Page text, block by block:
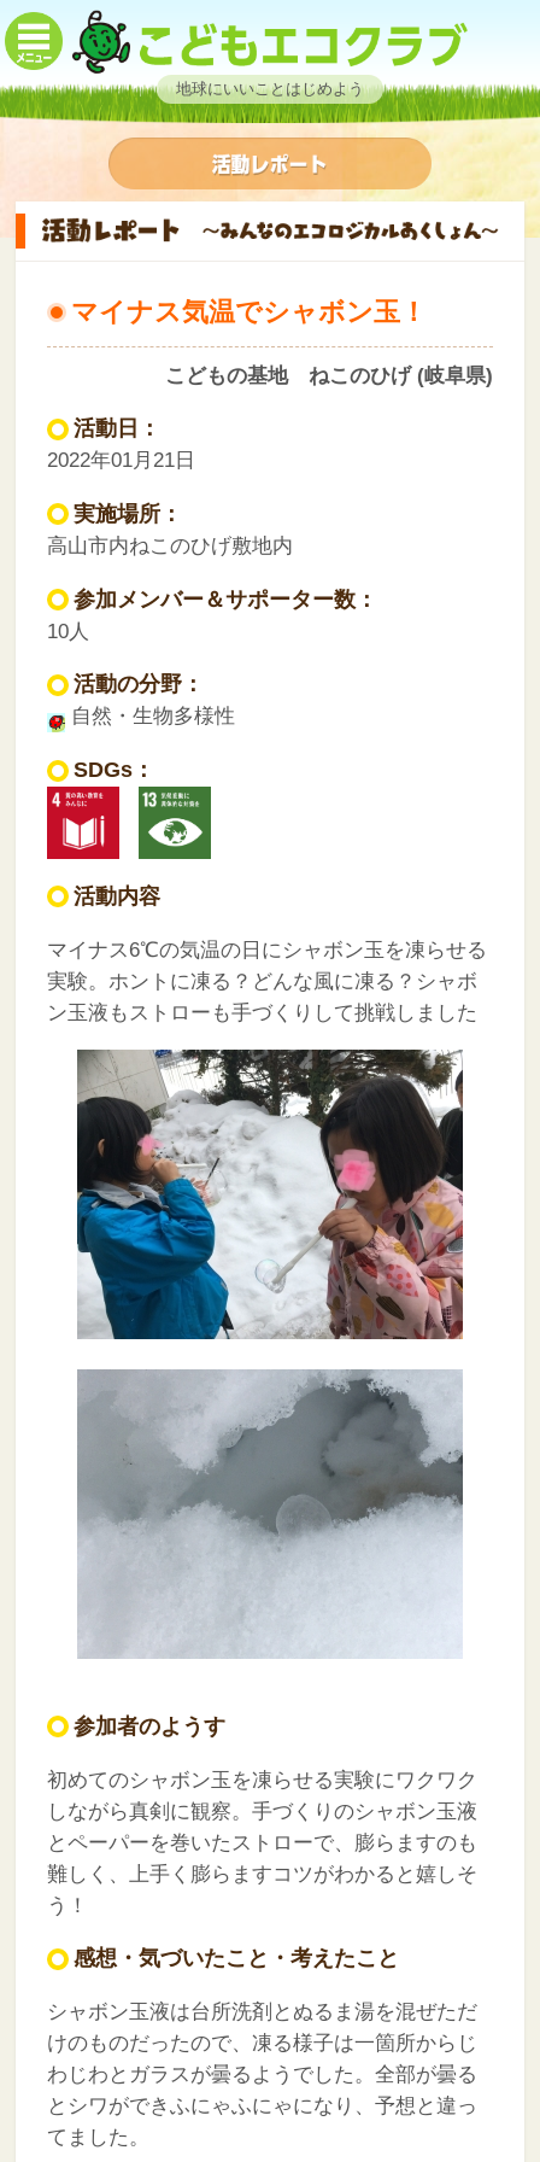
地球にいいことはじめよう
マイナス気温でシャボン玉！
こどもの基地 ねこのひげ (岐阜県)
活動日：
2022年01月21日
実施場所：
高山市内ねこのひげ敷地内
参加メンバー＆サポーター数：
10人
活動の分野：
自然・生物多様性
SDGs：
活動内容
マイナス6℃の気温の日にシャボン玉を凍らせる
実験。ホントに凍る？どんな風に凍る？シャボ
ン玉液もストローも手づくりして挑戦しました
参加者のようす
初めてのシャボン玉を凍らせる実験にワクワク
しながら真剣に観察。手づくりのシャボン玉液
とペーパーを巻いたストローで、膨らますのも
難しく、上手く膨らますコツがわかると嬉しそ
う！
感想・気づいたこと・考えたこと
シャボン玉液は台所洗剤とぬるま湯を混ぜただ
けのものだったので、凍る様子は一箇所からじ
わじわとガラスが曇るようでした。全部が曇る
とシワができふにゃふにゃになり、予想と違っ
てました。